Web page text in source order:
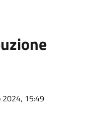
2024, 15:49